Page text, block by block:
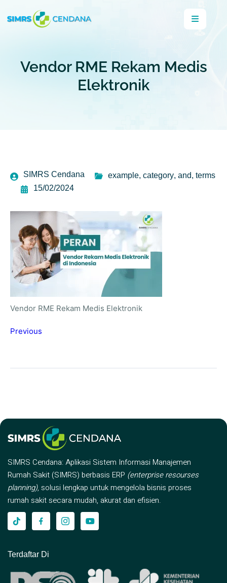
Vendor RME Rekam Medis
Elektronik
SIMRS Cendana example, category, and, terms
15/02/2024
Vendor RME Rekam Medis Elektronik
Previous
SIMRS Cendana: Aplikasi Sistem Informasi Manajemen
Rumah Sakit (SIMRS) berbasis ERP (enterprise resourses
planning), solusi lengkap untuk mengelola bisnis proses
rumah sakit secara mudah, akurat dan efisien.
Terdaftar Di